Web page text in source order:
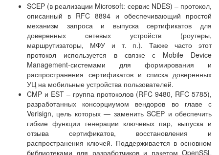
SCEP (в реализации Microsoft: сервис NDES) – протокол,
описанный в RFC 8894 и обеспечивающий простой
механизм запроса и выпуска сертификатов для
доверенных сетевых устройств (роутеры,
маршрутизаторы, МФУ и т. п.). Также часто этот
протокол используется в связке с Mobile Device
Management-системами для формирования и
распространения сертификатов и списка доверенных
УЦ на мобильные устройства пользователей.
CMP и EST – группа протоколов (RFC 9480, RFC 5785),
разработанных консорциумом вендоров во главе с
Verisign, цель которых — заменить SCEP и обеспечить
гибкие функции генерации ключевых пар, выпуска и
отзыва сертификатов, восстановления и
распространения ключей. Поддерживается в основном
библиотеками для разработчиков и пакетом OpenSSL